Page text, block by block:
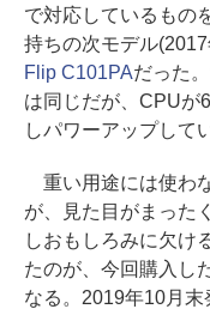
で対応しているもの
持ちの次モデル
Flip C101PAだった
は同じだが、CPUが
しパワーアップして
重い用途には使わ
が、見た目がまった
しおもしろみに欠け
たのが、今回購入し
なる。2019年10月